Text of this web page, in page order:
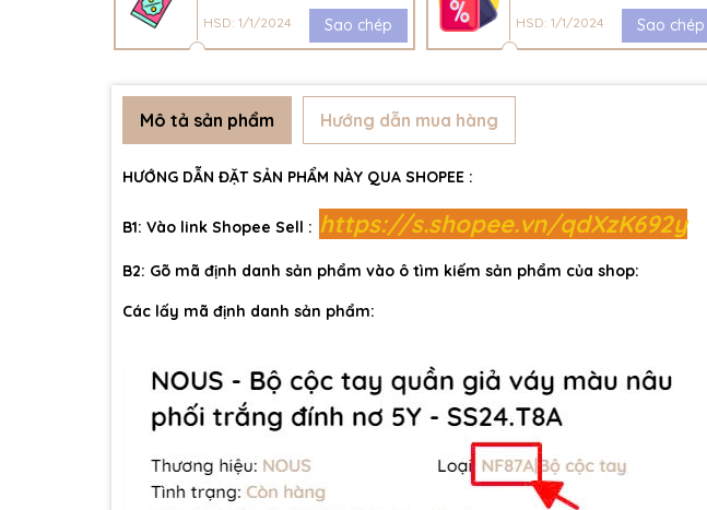
HSD: 1/1/2024
Sao chép
HSD: 1/1/2024
Sao chép
Mô tả sản phẩm Hướng dẫn mua hàng
HƯỚNG DẪN ĐẶT SẢN PHẨM NÀY QUA SHOPEE :
B1: Vào link Shopee Sell : https://s.shopee.vn/qdXzK692y
B2: Gõ mã định danh sản phẩm vào ô tìm kiếm sản phẩm của shop:
Các lấy mã định danh sản phẩm: